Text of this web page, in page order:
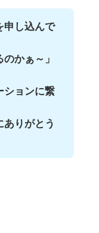
申し込んで
かぁ～」
ションに繋
ありがとう